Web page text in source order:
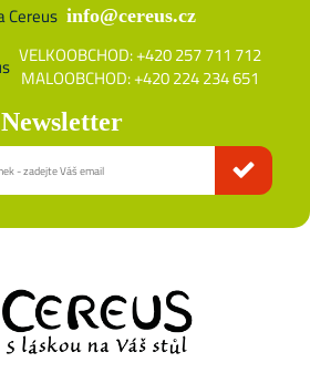
info@cereus.cz
VELKOOBCHOD: +420 257 711 712
MALOOBCHOD: +420 224 234 651
Newsletter